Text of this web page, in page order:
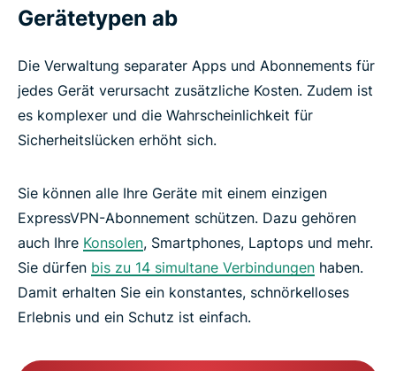
Gerätetypen ab
Die Verwaltung separater Apps und Abonnements für
jedes Gerät verursacht zusätzliche Kosten. Zudem ist
es komplexer und die Wahrscheinlichkeit für
Sicherheitslücken erhöht sich.
Sie können alle Ihre Geräte mit einem einzigen
ExpressVPN-Abonnement schützen. Dazu gehören
auch Ihre Konsolen, Smartphones, Laptops und mehr.
Sie dürfen bis zu 14 simultane Verbindungen haben.
Damit erhalten Sie ein konstantes, schnörkelloses
Erlebnis und ein Schutz ist einfach.